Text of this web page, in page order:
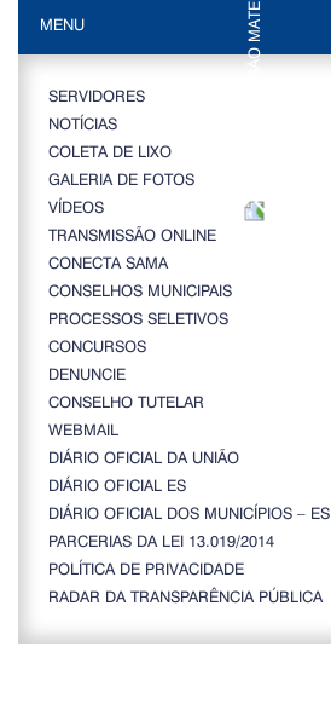
MENU
SERVIDORES
NOTÍCIAS
COLETA DE LIXO
GALERIA DE FOTOS
VÍDEOS
TRANSMISSÃO ONLINE
CONECTA SAMA
CONSELHOS MUNICIPAIS
PROCESSOS SELETIVOS
CONCURSOS
DENUNCIE
CONSELHO TUTELAR
WEBMAIL
DIÁRIO OFICIAL DA UNIÃO
DIÁRIO OFICIAL ES
DIÁRIO OFICIAL DOS MUNICÍPIOS – ES
PARCERIAS DA LEI 13.019/2014
POLÍTICA DE PRIVACIDADE
RADAR DA TRANSPARÊNCIA PÚBLICA